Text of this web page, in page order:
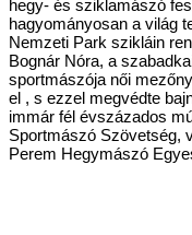
hegy- és sziklamászó
hagyományosan a világ
Nemzeti Park szikláin
Bognár Nóra, a
sportmászója női
el , s ezzel megvédte
immár fél évszázados
Sportmászó Szövetség,
Perem Hegymászó